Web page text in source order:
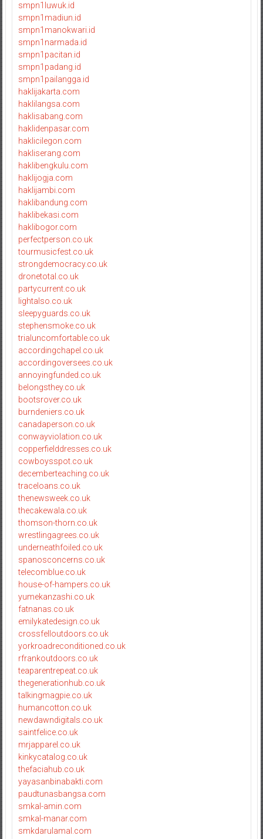
smpn1luwuk.id
smpn1madiun.id
smpn1manokwari.id
smpn1narmada.id
smpn1pacitan.id
smpn1padang.id
smpn1pailangga.id
haklijakarta.com
haklilangsa.com
haklisabang.com
haklidenpasar.com
haklicilegon.com
hakliserang.com
haklibengkulu.com
haklijogja.com
haklijambi.com
haklibandung.com
haklibekasi.com
haklibogor.com
perfectperson.co.uk
tourmusicfest.co.uk
strongdemocracy.co.uk
dronetotal.co.uk
partycurrent.co.uk
lightalso.co.uk
sleepyguards.co.uk
stephensmoke.co.uk
trialuncomfortable.co.uk
accordingchapel.co.uk
accordingoversees.co.uk
annoyingfunded.co.uk
belongsthey.co.uk
bootsrover.co.uk
burndeniers.co.uk
canadaperson.co.uk
conwayviolation.co.uk
copperfielddresses.co.uk
cowboysspot.co.uk
decemberteaching.co.uk
traceloans.co.uk
thenewsweek.co.uk
thecakewala.co.uk
thomson-thorn.co.uk
wrestlingagrees.co.uk
underneathfoiled.co.uk
spanosconcerns.co.uk
telecomblue.co.uk
house-of-hampers.co.uk
yumekanzashi.co.uk
fatnanas.co.uk
emilykatedesign.co.uk
crossfelloutdoors.co.uk
yorkroadreconditioned.co.uk
rfrankoutdoors.co.uk
teaparentrepeat.co.uk
thegenerationhub.co.uk
talkingmagpie.co.uk
humancotton.co.uk
newdawndigitals.co.uk
saintfelice.co.uk
mrjapparel.co.uk
kinkycatalog.co.uk
thefaciahub.co.uk
yayasanbinabakti.com
paudtunasbangsa.com
smkal-amin.com
smkal-manar.com
smkdarulamal.com